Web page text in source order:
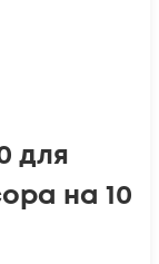
для
на 10